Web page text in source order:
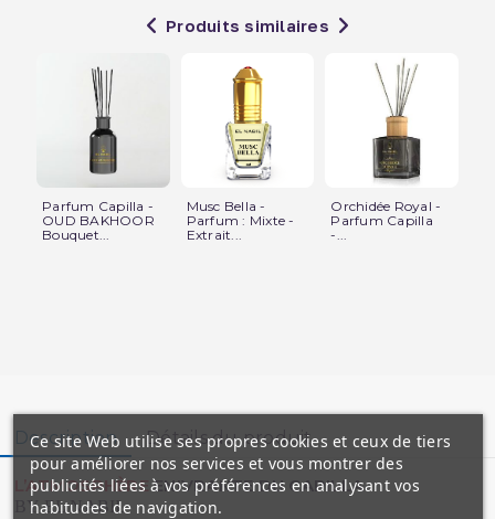
Produits similaires
Parfum Capilla -
OUD BAKHOOR
Bouquet...
Musc Bella -
Parfum : Mixte -
Extrait...
Orchidée Royal -
Parfum Capilla
-...
Description Détails du produit
L’ATMOSPHÈRE ENIVRANTE DU CAPILLA
BY EL NABIL
Ce site Web utilise ses propres cookies et ceux de tiers
pour améliorer nos services et vous montrer des
publicités liées à vos préférences en analysant vos
habitudes de navigation.